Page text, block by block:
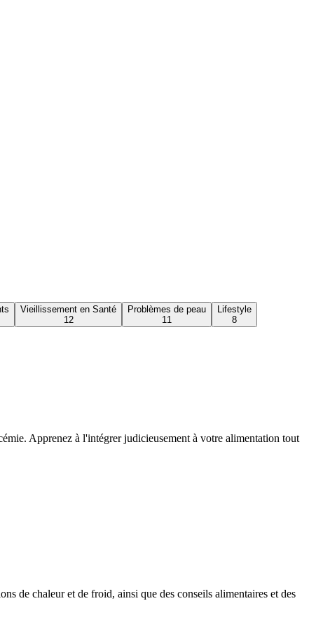
Vieillissement en Santé
12
Problèmes de peau
11
Lifestyle
8
Apprenez à l'intégrer judicieusement à votre alimentation tout
de chaleur et de froid, ainsi que des conseils alimentaires et des